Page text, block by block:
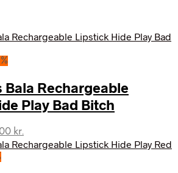
Bala Rechargeable
Play Bad Bitch
kr.
aktuelle